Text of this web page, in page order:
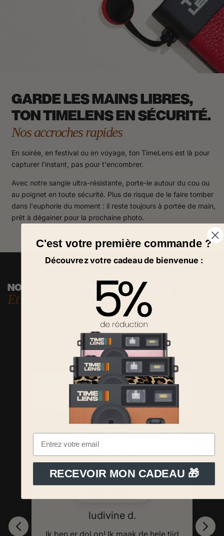
GARDE LES MAINS LIBRES,
TON TIMELENS EN SÉCURITÉ.
Nos accroches rapides
En soirée, en festival ou en voyage, ton TimeLens est là pour
capturer l'instant, pas pour t'encombrer.
Avec notre sangle ultra-résistante, porte-le autour du cou ou
au poignet en toute sécurité. Plus de risque de le faire tomber
dans l'euphorie du moment : il reste toujours à portée de main,
prêt à dégainer pour la prochaine photo.
NOS CLIENTS NOUS ADORENT
Et nous écrivent !
4.9 sterren op basis van1600beoordelingen
C'est votre première commande ?
Découvrez votre cadeau de bienvenue :
RECEVOIR MON CADEAU 🎁